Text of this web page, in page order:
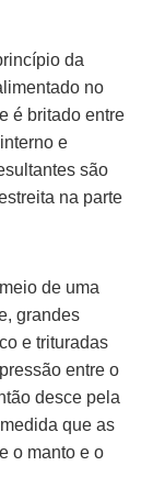
da
no
é britado entre
e
são
na parte
de uma
grandes
e trituradas
entre o
desce pela
que as
o manto e o